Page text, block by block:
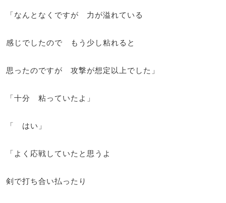
「なんとなくですが 力が溢れている
感じでしたので もう少し粘れると
思ったのですが 攻撃が想定以上でした」
「十分 粘っていたよ」
「 はい」
「よく応戦していたと思うよ
剣で打ち合い払ったり